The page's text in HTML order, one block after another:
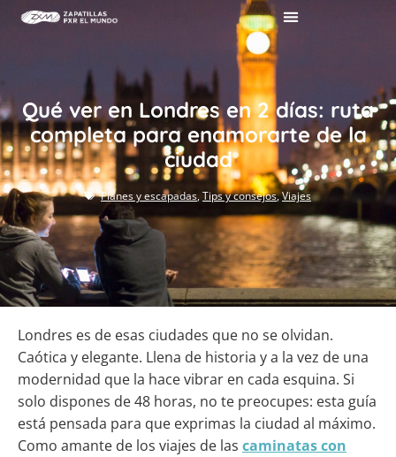
Qué ver en Londres en 2 días: ruta
completa para enamorarte de la
ciudad
Planes y escapadas,Tips y consejos,Viajes
Londres es de esas ciudades que no se olvidan.
Caótica y elegante. Llena de historia y a la vez de una
modernidad que la hace vibrar en cada esquina. Si
solo dispones de 48 horas, no te preocupes: esta guía
está pensada para que exprimas la ciudad al máximo.
Como amante de los viajes de las caminatas con